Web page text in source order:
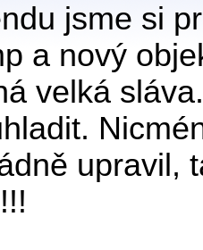
jsme si
a nový
velká
upravil,